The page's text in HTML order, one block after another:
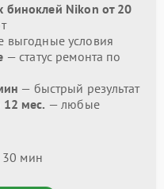
Nikon от 20
выгодные условия
— статус ремонта по
— быстрый результат
мес. — любые
30 мин